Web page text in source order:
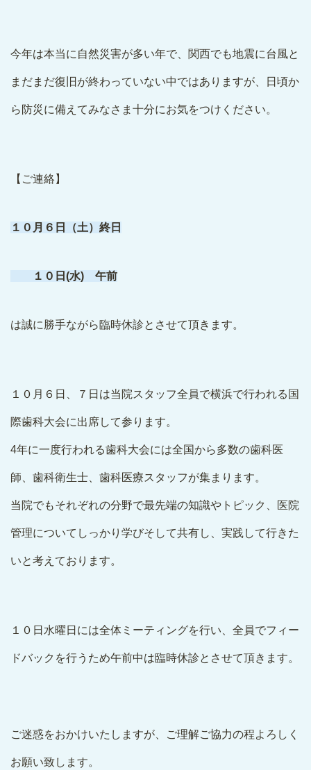
今年は本当に自然災害が多い年で、関西でも地震に台風と
まだまだ復旧が終わっていない中ではありますが、日頃か
ら防災に備えてみなさま十分にお気をつけください。
【ご連絡】
１０月６日（土）終日
１０日(水) 午前
は誠に勝手ながら臨時休診とさせて頂きます。
１０月６日、７日は当院スタッフ全員で横浜で行われる国
際歯科大会に出席して参ります。
4年に一度行われる歯科大会には全国から多数の歯科医
師、歯科衛生士、歯科医療スタッフが集まります。
当院でもそれぞれの分野で最先端の知識やトピック、医院
管理についてしっかり学びそして共有し、実践して行きた
いと考えております。
１０日水曜日には全体ミーティングを行い、全員でフィー
ドバックを行うため午前中は臨時休診とさせて頂きます。
ご迷惑をおかけいたしますが、ご理解ご協力の程よろしく
お願い致します。